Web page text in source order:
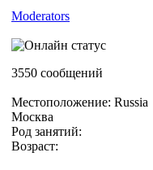
Moderators
3550 сообщений
Местоположение: Russia
Москва
Род занятий:
Возраст: